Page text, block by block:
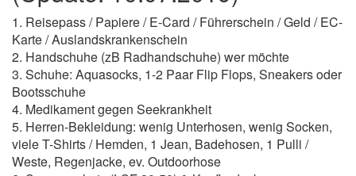
1. Reisepass / Papiere / E-Card / Führerschein / Geld / EC-
Karte / Auslandskrankenschein
2. Handschuhe (zB Radhandschuhe) wer möchte
3. Schuhe: Aquasocks, 1-2 Paar Flip Flops, Sneakers oder
Bootsschuhe
4. Medikament gegen Seekrankheit
5. Herren-Bekleidung: wenig Unterhosen, wenig Socken,
viele T-Shirts / Hemden, 1 Jean, Badehosen, 1 Pulli /
Weste, Regenjacke, ev. Outdoorhose